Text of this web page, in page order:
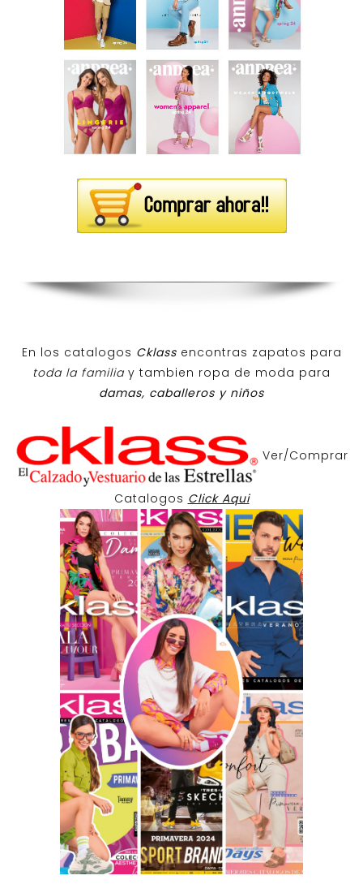
En los catalogos Cklass encontras zapatos para
toda la familiay tambien ropa de moda para
damas, caballeros y niños
Ver/Comprar
Catalogos Click Aqui